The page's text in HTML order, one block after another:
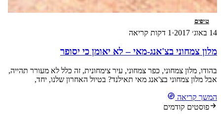
טיפים
14 באוג׳ 2017 · 1 דקות קריאה
מלון צמחוני בצ'אנג-מאי – לא יאומן כי יסופר
בהודו, מלון צמחוני, כפר צמחוני, עיר צימחונית, זה כלל לא מעורר תהייה,
אבל מלון צמחוני בצ'אנג מאי תאילנד? בטיול האחרון שלנו, יחד,
: גרין טייר האוס . הופתעתי כל כך מלמצוא מלון צמחוני, ככה פתאום.
ועוד נכתב בביקורות על המלון, כי המזרונים נוחים ביותר. […]
המשך קריאה
פוסטים קודמים